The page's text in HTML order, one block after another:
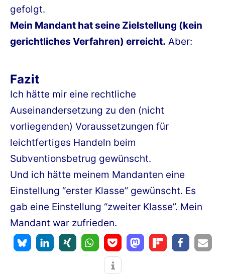
gefolgt.
Mein Mandant hat seine Zielstellung (kein
gerichtliches Verfahren) erreicht. Aber:
Fazit
Ich hätte mir eine rechtliche
Auseinandersetzung zu den (nicht
vorliegenden) Voraussetzungen für
leichtfertiges Handeln beim
Subventionsbetrug gewünscht.
Und ich hätte meinem Mandanten eine
Einstellung “erster Klasse” gewünscht. Es
gab eine Einstellung “zweiter Klasse”. Mein
Mandant war zufrieden.